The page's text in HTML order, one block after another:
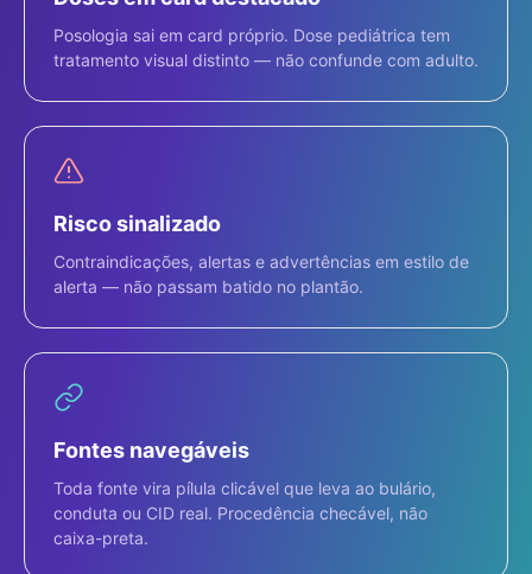
Posologia sai em card próprio. Dose pediátrica tem
tratamento visual distinto — não confunde com adulto.
Risco sinalizado
Contraindicações, alertas e advertências em estilo de
alerta — não passam batido no plantão.
Fontes navegáveis
Toda fonte vira pílula clicável que leva ao bulário,
conduta ou CID real. Procedência checável, não
caixa-preta.